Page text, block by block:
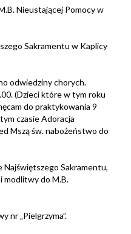
Nieustającej Pomocy w
Sakramentu w Kaplicy
odwiedziny chorych.
(Dzieci które w tym roku
do praktykowania 9
czasie Adoracja
Mszą św. nabożeństwo do
Sakramentu,
modlitwy do M.B.
nr „Pielgrzyma”.